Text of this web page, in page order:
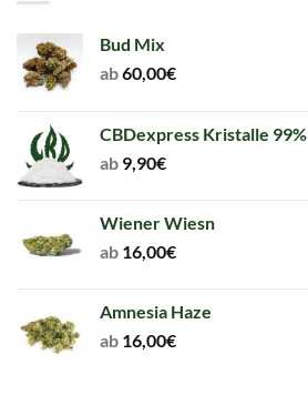
Bud Mix
ab60,00€
CBDexpress Kristalle 99%
ab 9,90€
Wiener Wiesn
ab 16,00€
Amnesia Haze
ab 16,00€